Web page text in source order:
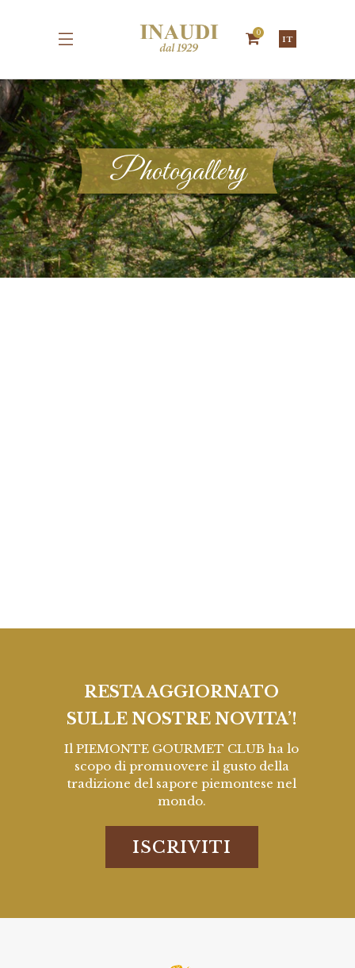
0
IT
Photogallery
RESTA AGGIORNATO
SULLE NOSTRE NOVITA’!
Il PIEMONTE GOURMET CLUB ha lo
scopo di promuovere il gusto della
tradizione del sapore piemontese nel
mondo.
ISCRIVITI